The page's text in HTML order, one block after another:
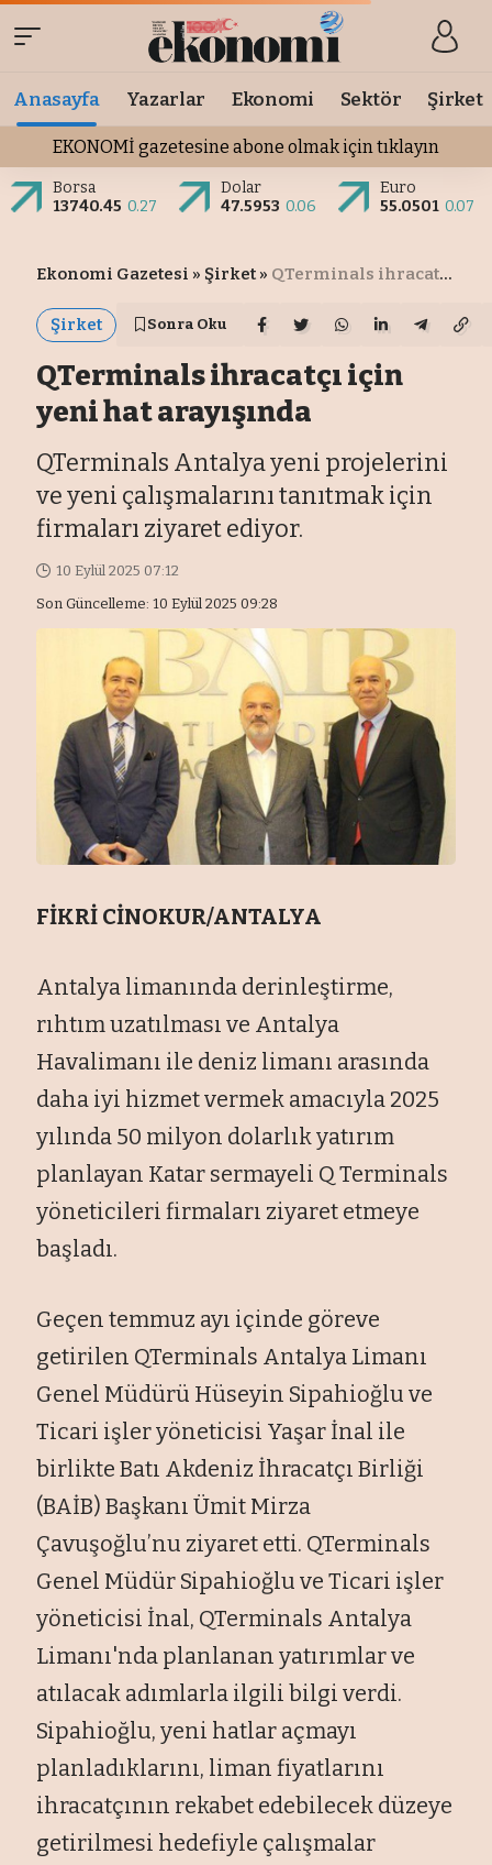
Anasayfa Yazarlar Ekonomi Sektör Şirket
EKONOMİ gazetesine abone olmak için tıklayın
Borsa
13740.45 0.27
Dolar
47.5953 0.06
Euro
55.0501 0.07
Ekonomi Gazetesi » Şirket » QTerminals ihracatçı için yeni hat arayışında
Şirket Sonra Oku
QTerminals ihracatçı için
yeni hat arayışında
QTerminals Antalya yeni projelerini
ve yeni çalışmalarını tanıtmak için
firmaları ziyaret ediyor.
Son Güncelleme: 10 Eylül 2025 09:28
10 Eylül 2025 07:12
FİKRİ CİNOKUR/ANTALYA
Antalya limanında derinleştirme,
rıhtım uzatılması ve Antalya
Havalimanı ile deniz limanı arasında
daha iyi hizmet vermek amacıyla 2025
yılında 50 milyon dolarlık yatırım
planlayan Katar sermayeli Q Terminals
yöneticileri firmaları ziyaret etmeye
başladı.
Geçen temmuz ayı içinde göreve
getirilen QTerminals Antalya Limanı
Genel Müdürü Hüseyin Sipahioğlu ve
Ticari işler yöneticisi Yaşar İnal ile
birlikte Batı Akdeniz İhracatçı Birliği
(BAİB) Başkanı Ümit Mirza
Çavuşoğlu’nu ziyaret etti. QTerminals
Genel Müdür Sipahioğlu ve Ticari işler
yöneticisi İnal, QTerminals Antalya
Limanı'nda planlanan yatırımlar ve
atılacak adımlarla ilgili bilgi verdi.
Sipahioğlu, yeni hatlar açmayı
planladıklarını, liman fiyatlarını
ihracatçının rekabet edebilecek düzeye
getirilmesi hedefiyle çalışmalar